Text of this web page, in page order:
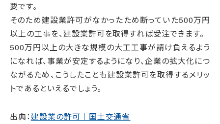
要です。
そのため建設業許可がなかったため断っていた500万円
以上の工事を、建設業許可を取得すれば受注できます。
500万円以上の大きな規模の大工工事が請け負えるよう
になれば、事業が安定するようになり、企業の拡大化につ
ながるため、こうしたことも建設業許可を取得するメリッ
トであるといえるでしょう。
出典：建設業の許可｜国土交通省